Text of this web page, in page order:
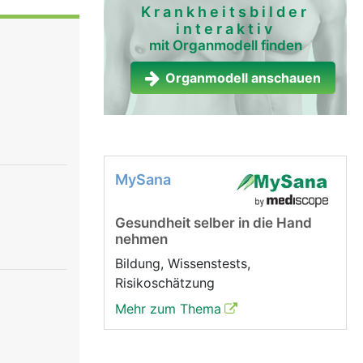
(etwa 1
es
Krankheitsbilder
interaktiv
mit Organmodell finden
Organmodell anschauen
MySana
Gesundheit selber in die Hand
nehmen
Bildung, Wissenstests,
Risikoschätzung
Mehr zum Thema